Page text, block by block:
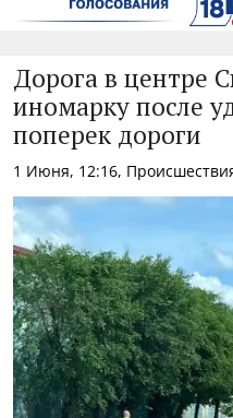
Дорога в центре
иномарку после
поперек дороги
1 Июня, 12:16,